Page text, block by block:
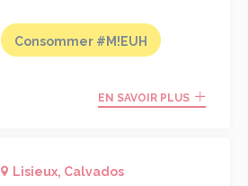
Consommer #M!EUH
EN SAVOIR PLUS
Lisieux, Calvados